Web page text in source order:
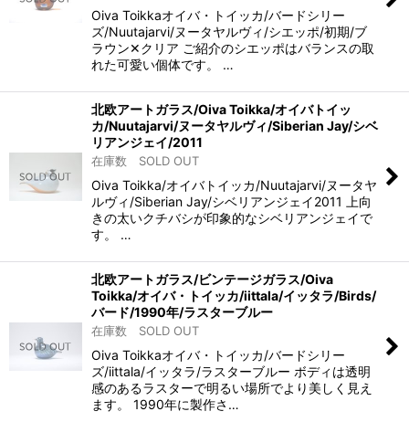
Oiva Toikkaオイバ・トイッカ/バードシリー
ズ/Nuutajarvi/ヌータヤルヴィ/シエッポ/初期/ブ
ラウン✕クリア ご紹介のシエッポはバランスの取
れた可愛い個体です。 …
北欧アートガラス/Oiva Toikka/オイバトイッ
カ/Nuutajarvi/ヌータヤルヴィ/Siberian Jay/シベ
リアンジェイ/2011
在庫数 SOLD OUT
Oiva Toikka/オイバトイッカ/Nuutajarvi/ヌータヤ
ルヴィ/Siberian Jay/シベリアンジェイ2011 上向
きの太いクチバシが印象的なシベリアンジェイで
す。 …
北欧アートガラス/ビンテージガラス/Oiva
Toikka/オイバ・トイッカ/iittala/イッタラ/Birds/
バード/1990年/ラスターブルー
在庫数 SOLD OUT
Oiva Toikkaオイバ・トイッカ/バードシリー
ズ/iittala/イッタラ/ラスターブルー ボディは透明
感のあるラスターで明るい場所でより美しく見え
ます。 1990年に製作さ…